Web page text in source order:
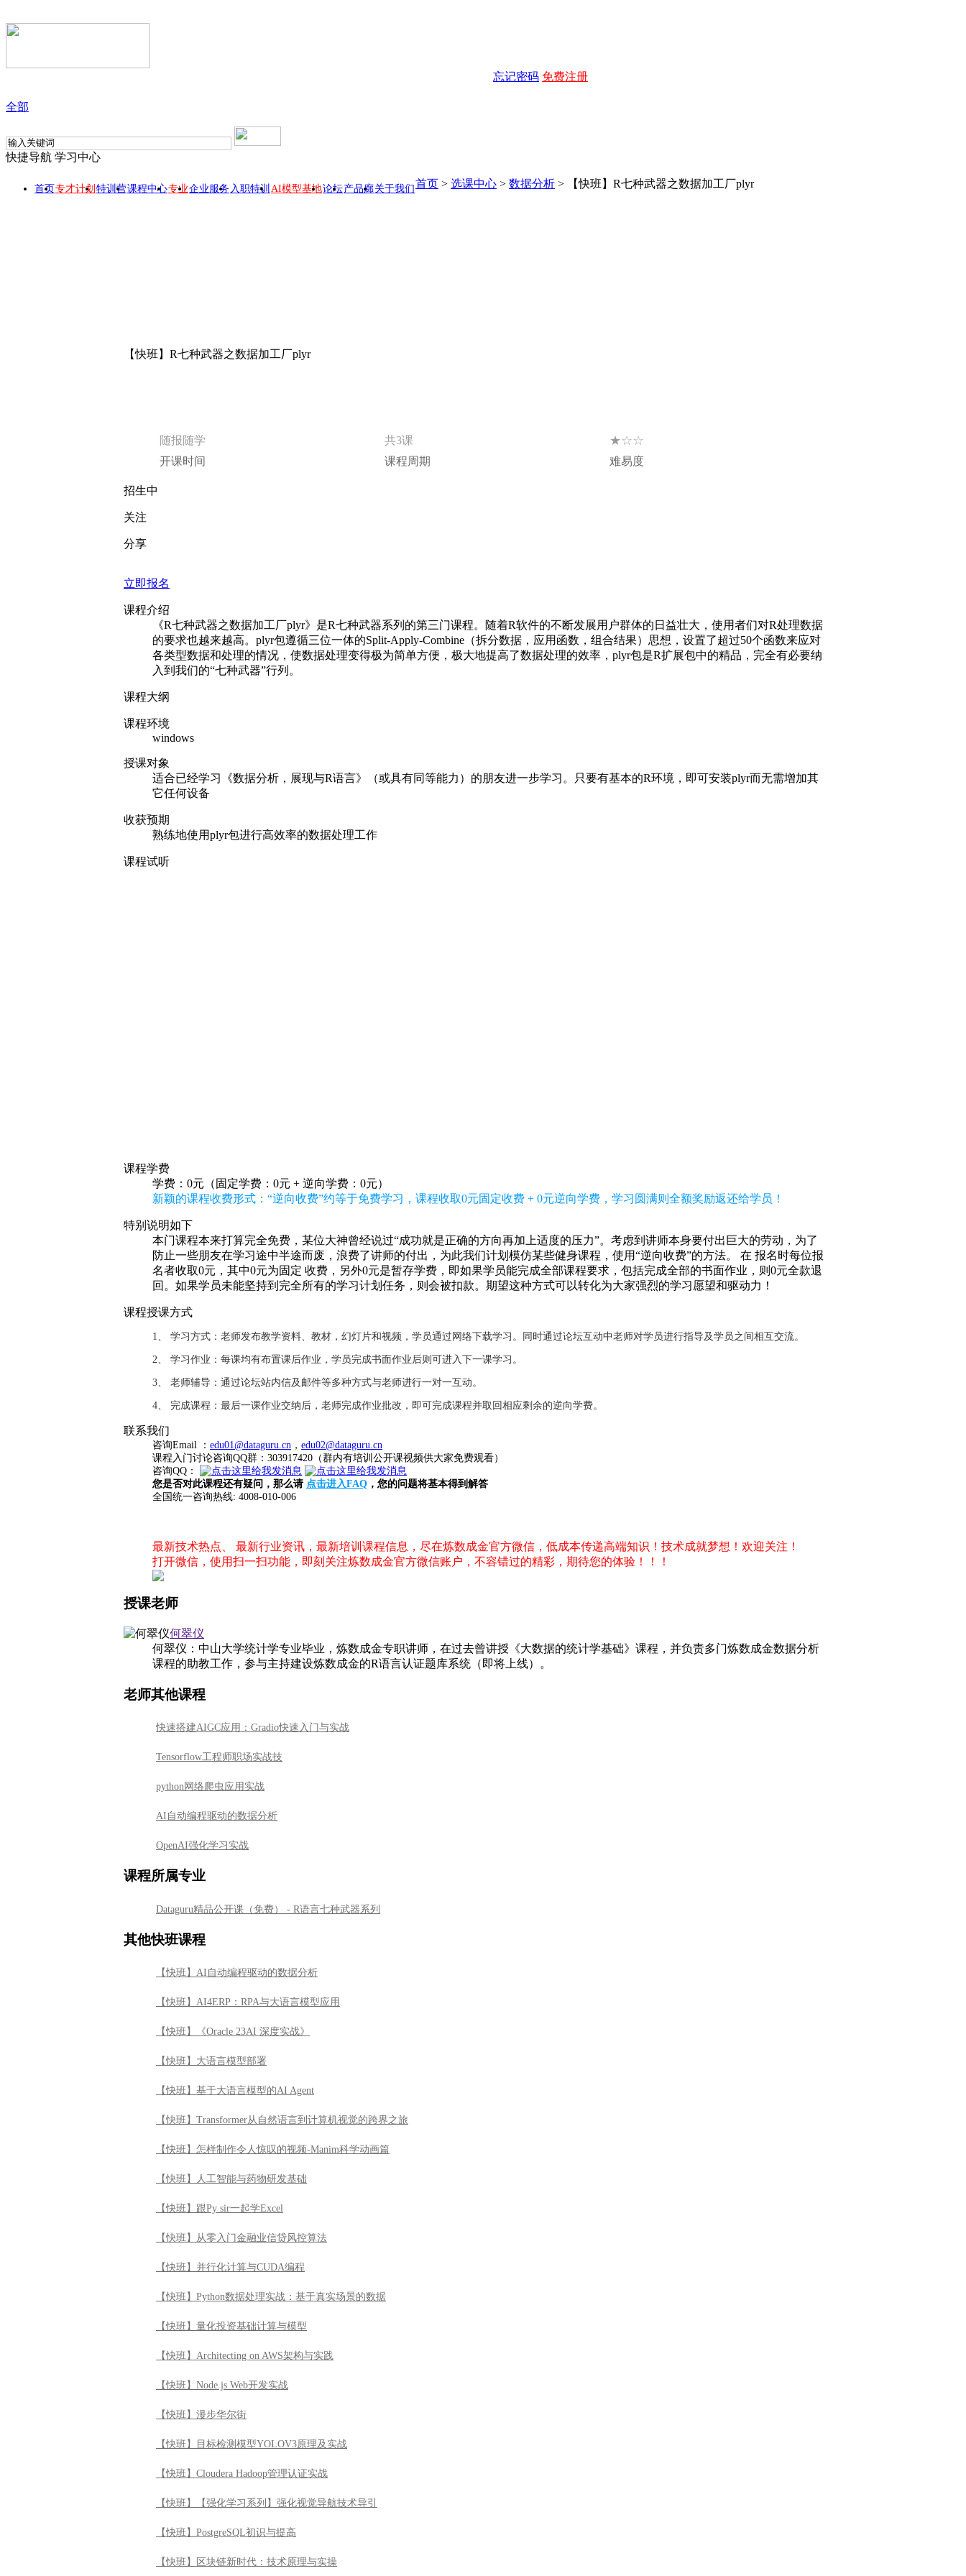
忘记密码 免费注册
全部
快捷导航 学习中心
首页专才计划 特训营课程中心专业企业服务 入职特训 AI模型基地论坛产品廊关于我们首页 > 选课中心 > 数据分析 > 【快班】R七种武器之数据加工厂plyr
【快班】R七种武器之数据加工厂plyr
随报随学 共3课 ★☆☆
开课时间 课程周期 难易度
招生中
关注
分享
立即报名
课程介绍
《R七种武器之数据加工厂plyr》是R七种武器系列的第三门课程。随着R软件的不断发展用户群体的日益壮大，使用者们对R处理数据
的要求也越来越高。plyr包遵循三位一体的Split-Apply-Combine（拆分数据，应用函数，组合结果）思想，设置了超过50个函数来应对
各类型数据和处理的情况，使数据处理变得极为简单方便，极大地提高了数据处理的效率，plyr包是R扩展包中的精品，完全有必要纳
入到我们的“七种武器”行列。
课程大纲
课程环境
windows
授课对象
适合已经学习《数据分析，展现与R语言》（或具有同等能力）的朋友进一步学习。只要有基本的R环境，即可安装plyr而无需增加其
它任何设备
收获预期
熟练地使用plyr包进行高效率的数据处理工作
课程试听
课程学费
学费：0元（固定学费：0元 + 逆向学费：0元）
新颖的课程收费形式：“逆向收费”约等于免费学习，课程收取0元固定收费 + 0元逆向学费，学习圆满则全额奖励返还给学员！
特别说明如下
本门课程本来打算完全免费，某位大神曾经说过“成功就是正确的方向再加上适度的压力”。考虑到讲师本身要付出巨大的劳动，为了
防止一些朋友在学习途中半途而废，浪费了讲师的付出，为此我们计划模仿某些健身课程，使用“逆向收费”的方法。 在 报名时每位报
名者收取0元，其中0元为固定 收费，另外0元是暂存学费，即如果学员能完成全部课程要求，包括完成全部的书面作业，则0元全款退
回。如果学员未能坚持到完全所有的学习计划任务，则会被扣款。期望这种方式可以转化为大家强烈的学习愿望和驱动力！
课程授课方式
1、 学习方式：老师发布教学资料、教材，幻灯片和视频，学员通过网络下载学习。同时通过论坛互动中老师对学员进行指导及学员之间相互交流。
2、 学习作业：每课均有布置课后作业，学员完成书面作业后则可进入下一课学习。
3、 老师辅导：通过论坛站内信及邮件等多种方式与老师进行一对一互动。
4、 完成课程：最后一课作业交纳后，老师完成作业批改，即可完成课程并取回相应剩余的逆向学费。
联系我们
咨询Email ： edu01@dataguru.cn ， edu02@dataguru.cn
课程入门讨论咨询QQ群：303917420（群内有培训公开课视频供大家免费观看）
咨询QQ：
您是否对此课程还有疑问，那么请 点击进入FAQ ，您的问题将基本得到解答
全国统一咨询热线: 4008-010-006
最新技术热点、 最新行业资讯，最新培训课程信息，尽在炼数成金官方微信，低成本传递高端知识！技术成就梦想！欢迎关注！
打开微信，使用扫一扫功能，即刻关注炼数成金官方微信账户，不容错过的精彩，期待您的体验！！！
授课老师
何翠仪
何翠仪：中山大学统计学专业毕业，炼数成金专职讲师，在过去曾讲授《大数据的统计学基础》课程，并负责多门炼数成金数据分析
课程的助教工作，参与主持建设炼数成金的R语言认证题库系统（即将上线）。
老师其他课程
快速搭建AIGC应用：Gradio快速入门与实战
Tensorflow工程师职场实战技
python网络爬虫应用实战
AI自动编程驱动的数据分析
OpenAI强化学习实战
课程所属专业
Dataguru精品公开课（免费） - R语言七种武器系列
其他快班课程
【快班】AI自动编程驱动的数据分析
【快班】AI4ERP：RPA与大语言模型应用
【快班】《Oracle 23AI 深度实战》
【快班】大语言模型部署
【快班】基于大语言模型的AI Agent
【快班】Transformer从自然语言到计算机视觉的跨界之旅
【快班】怎样制作令人惊叹的视频-Manim科学动画篇
【快班】人工智能与药物研发基础
【快班】跟Py sir一起学Excel
【快班】从零入门金融业信贷风控算法
【快班】并行化计算与CUDA编程
【快班】Python数据处理实战：基于真实场景的数据
【快班】量化投资基础计算与模型
【快班】Architecting on AWS架构与实践
【快班】Node.js Web开发实战
【快班】漫步华尔街
【快班】目标检测模型YOLOV3原理及实战
【快班】Cloudera Hadoop管理认证实战
【快班】【强化学习系列】强化视觉导航技术导引
【快班】PostgreSQL初识与提高
【快班】区块链新时代：技术原理与实操